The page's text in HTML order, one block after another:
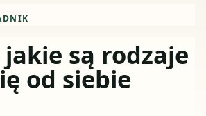
jakie są rodzaje
od siebie